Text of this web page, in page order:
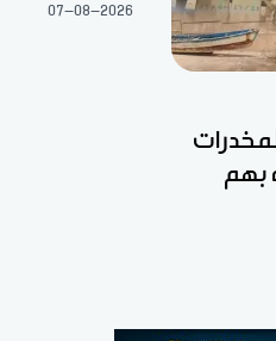
بهم
07-08-2026